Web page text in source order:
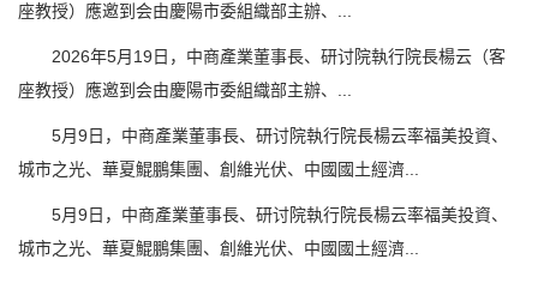
座教授）應邀到会由慶陽市委組織部主辦、...
2026年5月19日，中商產業董事長、研讨院執行院長楊云（客
座教授）應邀到会由慶陽市委組織部主辦、...
5月9日，中商產業董事長、研讨院執行院長楊云率福美投資、
城市之光、華夏鯤鵬集團、創維光伏、中國國土經濟...
5月9日，中商產業董事長、研讨院執行院長楊云率福美投資、
城市之光、華夏鯤鵬集團、創維光伏、中國國土經濟...